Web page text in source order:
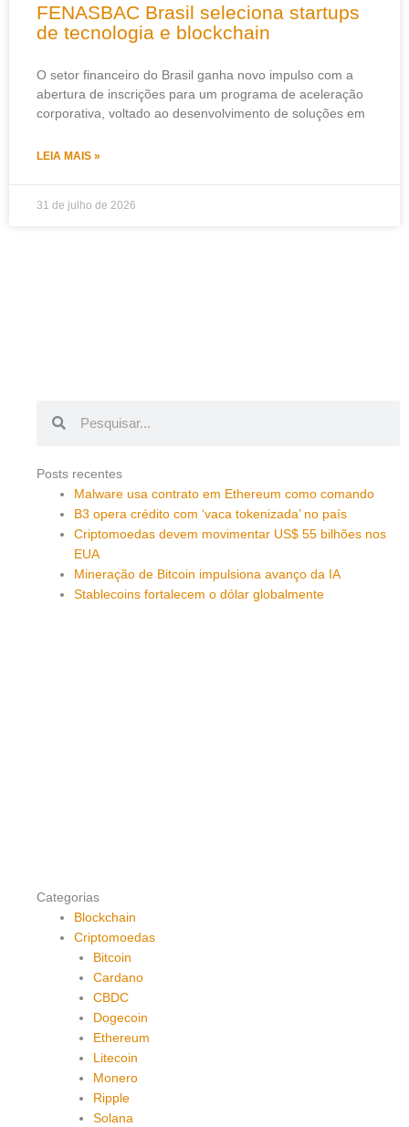
FENASBAC Brasil seleciona startups
de tecnologia e blockchain
O setor financeiro do Brasil ganha novo impulso com a
abertura de inscrições para um programa de aceleração
corporativa, voltado ao desenvolvimento de soluções em
LEIA MAIS »
31 de julho de 2026
Posts recentes
Malware usa contrato em Ethereum como comando
B3 opera crédito com ‘vaca tokenizada’ no país
Criptomoedas devem movimentar US$ 55 bilhões nos
EUA
Mineração de Bitcoin impulsiona avanço da IA
Stablecoins fortalecem o dólar globalmente
Categorias
Blockchain
Criptomoedas
Bitcoin
Cardano
CBDC
Dogecoin
Ethereum
Litecoin
Monero
Ripple
Solana